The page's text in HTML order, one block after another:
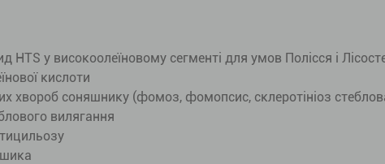
HTS у високоолеїновому сегменті для умов Полісся і
кислоти
хвороб соняшнику (фомоз, фомопсис, склеротініоз
вилягання